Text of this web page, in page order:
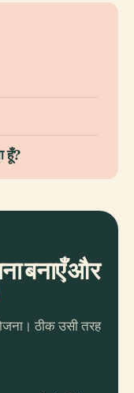
हूँ?
बनाएँ और
ठीक उसी तरह